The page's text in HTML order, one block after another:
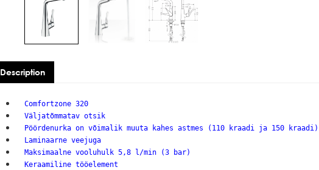
Description
Comfortzone 320
Väljatõmmatav otsik
Pöördenurka on võimalik muuta kahes astmes (110 kraadi ja 150 kraadi)
Laminaarne veejuga
Maksimaalne vooluhulk 5,8 l/min (3 bar)
Keraamiline tööelement